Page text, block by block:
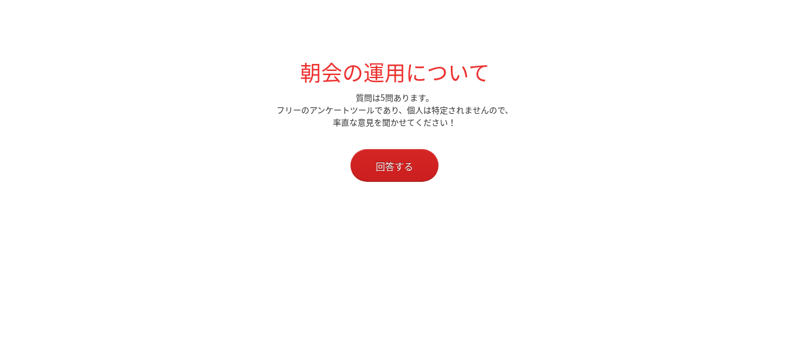
朝会の運用について
質問は5問あります。
フリーのアンケートツールであり、個人は特定されませんので、
率直な意見を聞かせてください！
回答する